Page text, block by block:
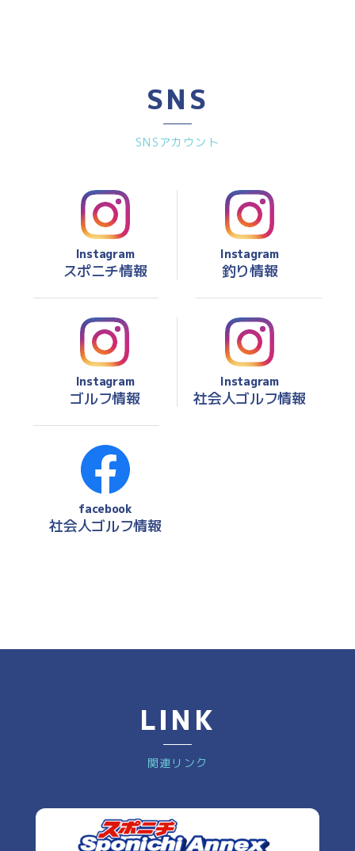
SNS
SNSアカウント
Instagram
スポニチ情報
Instagram
釣り情報
Instagram
ゴルフ情報
Instagram
社会人ゴルフ情報
facebook
社会人ゴルフ情報
LINK
関連リンク